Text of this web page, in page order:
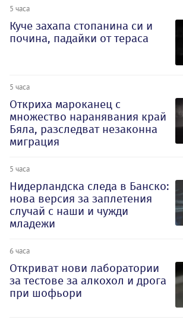
5 часа
Куче захапа стопанина си и
почина, падайки от тераса
5 часа
Откриха мароканец с
множество наранявания край
Бяла, разследват незаконна
миграция
5 часа
Нидерландска следа в Банско:
нова версия за заплетения
случай с наши и чужди
младежи
6 часа
Откриват нови лаборатории
за тестове за алкохол и дрога
при шофьори